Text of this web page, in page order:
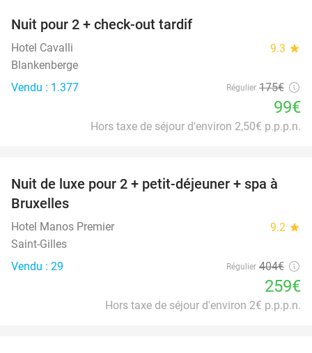
Nuit pour 2 + check-out tardif
Hotel Cavalli 9.3 star
Blankenberge
Vendu : 1.377
Régulier 175€
99€
Hors taxe de séjour d'environ 2,50€ p.p.p.n.
36%
Nuit de luxe pour 2 + petit-déjeuner + spa à
Bruxelles
Hotel Manos Premier 9.2 star
Saint-Gilles
Vendu : 29
Régulier 404€
259€
Hors taxe de séjour d'environ 2€ p.p.p.n.